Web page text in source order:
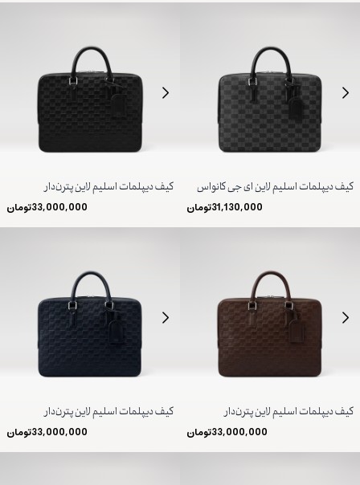
کیف دیپلمات اسلیم لاین ای جی کانواس
31,130,000تومان
کیف دیپلمات اسلیم لاین پترن‌دار
33,000,000تومان
کیف دیپلمات اسلیم لاین پترن‌دار
33,000,000تومان
کیف دیپلمات اسلیم لاین پترن‌دار
33,000,000تومان